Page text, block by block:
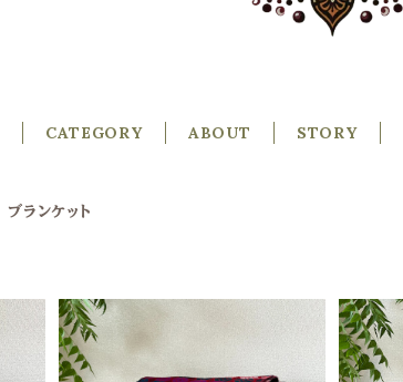
CATEGORY ABOUT STORY
ブランケット